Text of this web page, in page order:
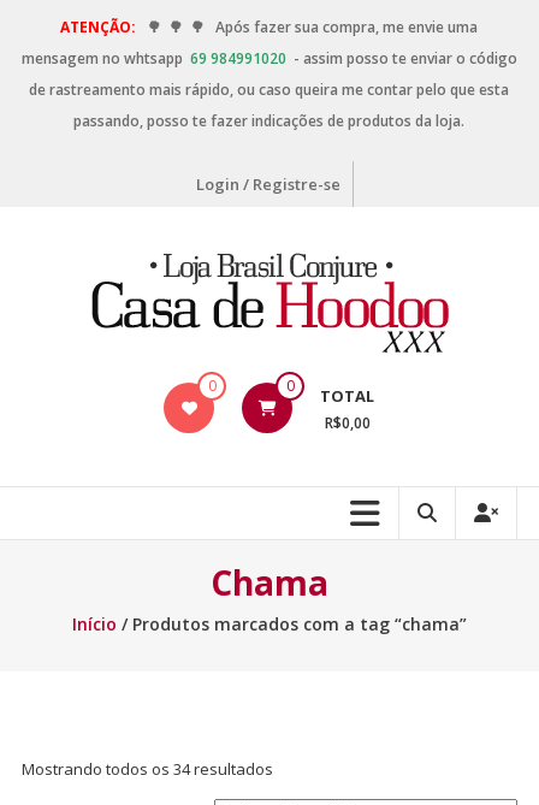
ATENÇÃO: 🌳 🌳 🌳 Após fazer sua compra, me envie uma
mensagem no whtsapp 69 984991020 - assim posso te enviar o código
de rastreamento mais rápido, ou caso queira me contar pelo que esta
passando, posso te fazer indicações de produtos da loja.
Login / Registre-se
0 0 TOTAL
R$0,00
Chama
Início / Produtos marcados com a tag “chama”
Mostrando todos os 34 resultados